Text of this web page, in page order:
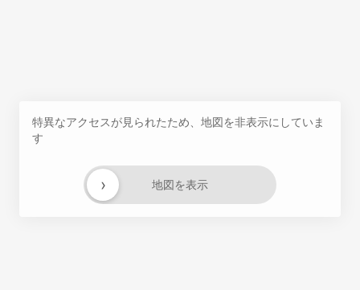
特異なアクセスが見られたため、地図を非表示にしていま
す
地図を表示
›